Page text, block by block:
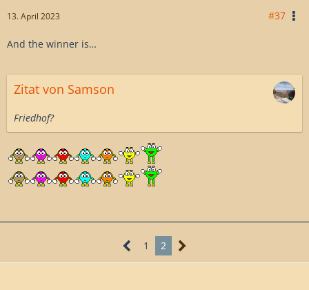
13. April 2023 #37
And the winner is…
Zitat von Samson
Friedhof?
1 2